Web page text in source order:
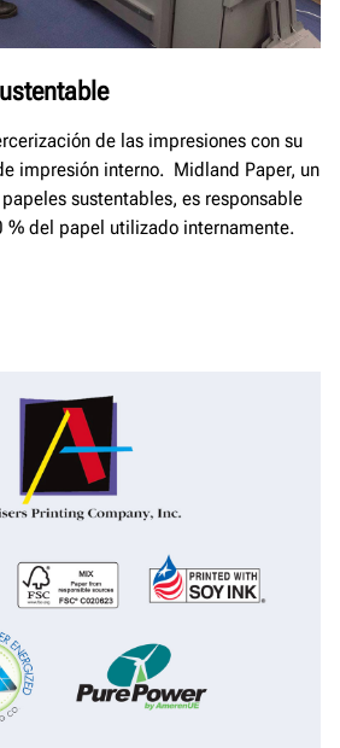
de las impresiones con su
impresión interno. Midland Paper, un
sustentables, es responsable
del papel utilizado internamente.